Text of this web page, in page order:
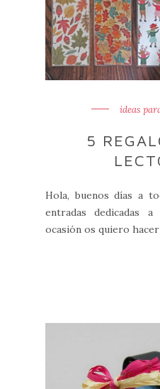
ideas
5
Hola, buenos días a
entradas dedicadas
ocasión os quiero hacer